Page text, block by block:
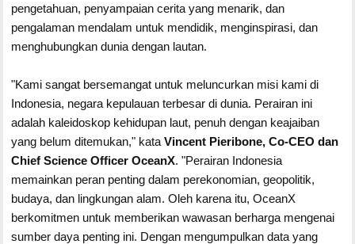
pengetahuan, penyampaian cerita yang menarik, dan
pengalaman mendalam untuk mendidik, menginspirasi, dan
menghubungkan dunia dengan lautan.
"Kami sangat bersemangat untuk meluncurkan misi kami di
Indonesia, negara kepulauan terbesar di dunia. Perairan ini
adalah kaleidoskop kehidupan laut, penuh dengan keajaiban
yang belum ditemukan," kataVincent Pieribone, Co-CEO dan
Chief Science Officer OceanX. "Perairan Indonesia
memainkan peran penting dalam perekonomian, geopolitik,
budaya, dan lingkungan alam. Oleh karena itu, OceanX
berkomitmen untuk memberikan wawasan berharga mengenai
sumber daya penting ini. Dengan mengumpulkan data yang